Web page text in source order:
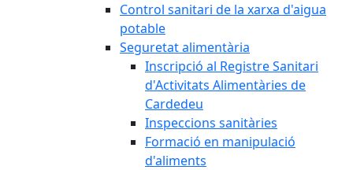
Control sanitari de la xarxa d'aigua
potable
Seguretat alimentària
Inscripció al Registre Sanitari
d'Activitats Alimentàries de
Cardedeu
Inspeccions sanitàries
Formació en manipulació
d'aliments